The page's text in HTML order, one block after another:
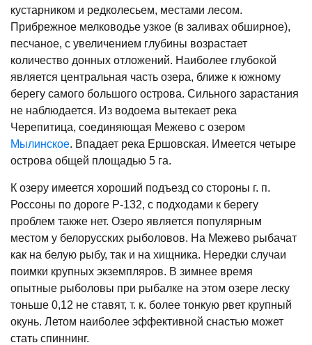
кустарником и редколесьем, местами лесом.
Прибрежное мелководье узкое (в заливах обширное),
песчаное, с увеличением глубины возрастает
количество донных отложений. Наиболее глубокой
является центральная часть озера, ближе к южному
берегу самого большого острова. Сильного зарастания
не наблюдается. Из водоема вытекает река
Черепитица, соединяющая Межево с озером
Мылинское. Впадает река Ершовская. Имеется четыре
острова общей площадью 5 га.
К озеру имеется хороший подъезд со стороны г. п.
Россоны по дороге Р-132, с подходами к берегу
проблем также нет. Озеро является популярным
местом у белорусских рыболовов. На Межево рыбачат
как на белую рыбу, так и на хищника. Нередки случаи
поимки крупных экземпляров. В зимнее время
опытные рыболовы при рыбалке на этом озере леску
тоньше 0,12 не ставят, т. к. более тонкую рвет крупный
окунь. Летом наиболее эффективной снастью может
стать спиннинг.